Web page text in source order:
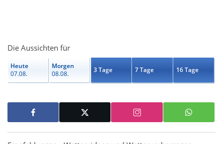
Die Aussichten für
Heute
07.08.
Morgen
08.08.
3 Tage 7 Tage 16 Tage